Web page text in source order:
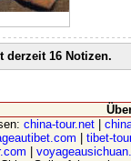
derzeit 16 Notizen.
china-tour.net|
tibet-